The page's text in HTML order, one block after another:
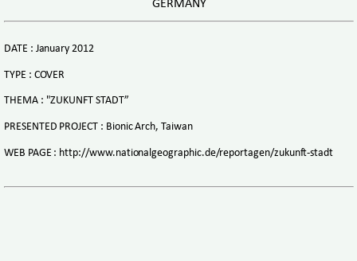
GERMANY
DATE : January 2012
TYPE : COVER
THEMA : "ZUKUNFT STADT”
PRESENTED PROJECT : Bionic Arch, Taiwan
WEB PAGE : http://www.nationalgeographic.de/reportagen/zukunft-stadt